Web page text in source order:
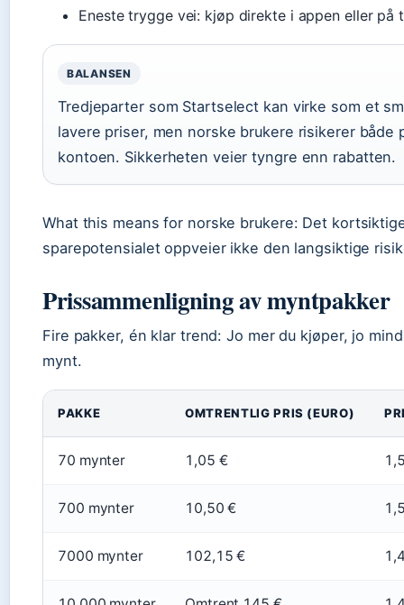
Eneste trygge vei: kjøp direkte i appen eller på
BALANSEN
Tredjeparter som Startselect kan virke som et
lavere priser, men norske brukere risikerer både
kontoen. Sikkerheten veier tyngre enn rabatten.
What this means for norske brukere: Det
sparepotensialet oppveier ikke den langsiktige
Prissammenligning av myntpakker
Fire pakker, én klar trend: Jo mer du kjøper, jo
mynt.
PAKKE OMTRENTLIG PRIS (EURO)
70 mynter 1,05 €
700 mynter 10,50 €
7000 mynter 102,15 €